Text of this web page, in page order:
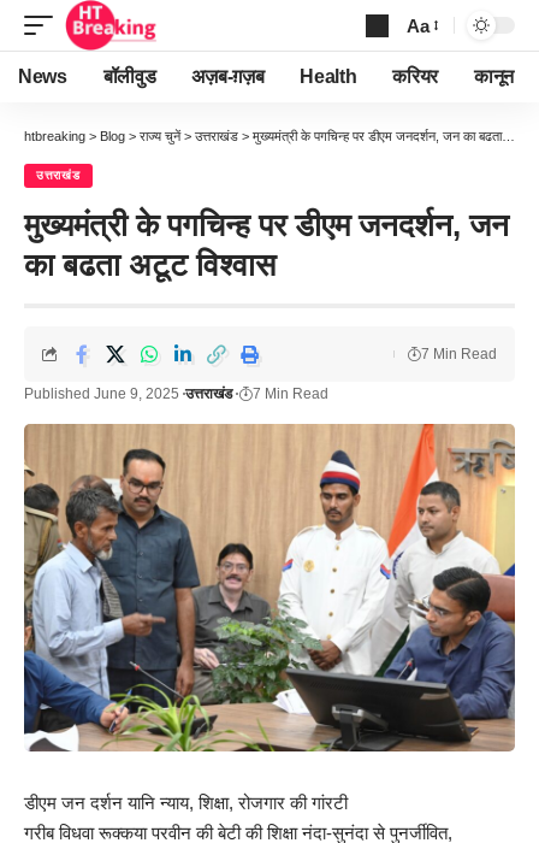
Font
Resizer
Aa
News बॉलीवुड अज़ब-ग़ज़ब Health करियर कानून
htbreaking > Blog > राज्य चुनें > उत्तराखंड > मुख्यमंत्री के पगचिन्ह पर डीएम जनदर्शन, जन का बढता अटूट विश्वास
उत्तराखंड
मुख्यमंत्री के पगचिन्ह पर डीएम जनदर्शन, जन
का बढता अटूट विश्वास
Published June 9, 2025 उत्तराखंड 7 Min Read
7 Min Read
डीएम जन दर्शन यानि न्याय, शिक्षा, रोजगार की गांरटी
गरीब विधवा रूक्कया परवीन की बेटी की शिक्षा नंदा-सुनंदा से पुनर्जीवित,